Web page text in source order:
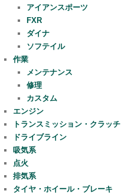
アイアンスポーツ
FXR
ダイナ
ソフテイル
作業
メンテナンス
修理
カスタム
エンジン
トランスミッション・クラッチ
ドライブライン
吸気系
点火
排気系
タイヤ・ホイール・ブレーキ